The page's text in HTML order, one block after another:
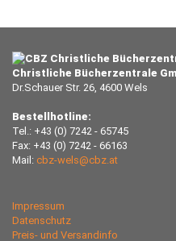
Christliche Bücherzentrale
Dr.Schauer Str. 26, 4600 Wels
Bestellhotline:
Tel.: +43 (0) 7242 - 65745
Fax: +43 (0) 7242 - 66163
Mail: cbz-wels@cbz.at
Impressum
Datenschutz
Preis- und Versandinfo